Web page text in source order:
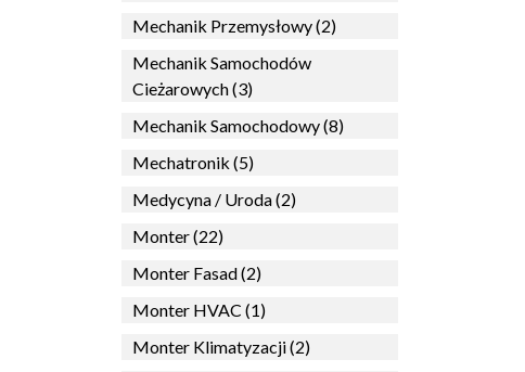
Mechanik Przemysłowy (2)
Mechanik Samochodów
Cieżarowych (3)
Mechanik Samochodowy (8)
Mechatronik (5)
Medycyna / Uroda (2)
Monter (22)
Monter Fasad (2)
Monter HVAC (1)
Monter Klimatyzacji (2)